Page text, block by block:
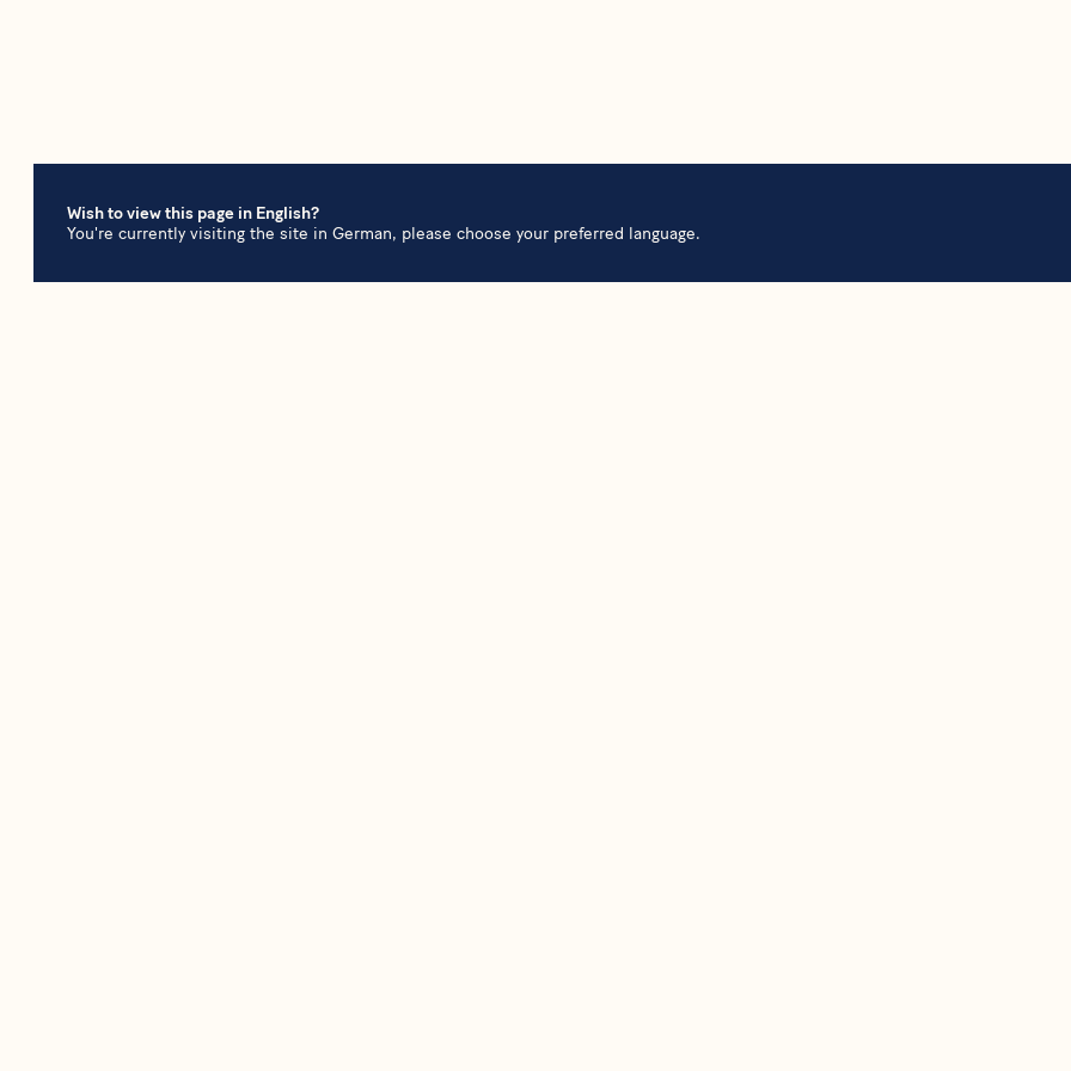
Wish to view this page in English?
You're currently visiting the site in German, please choose your preferred language.